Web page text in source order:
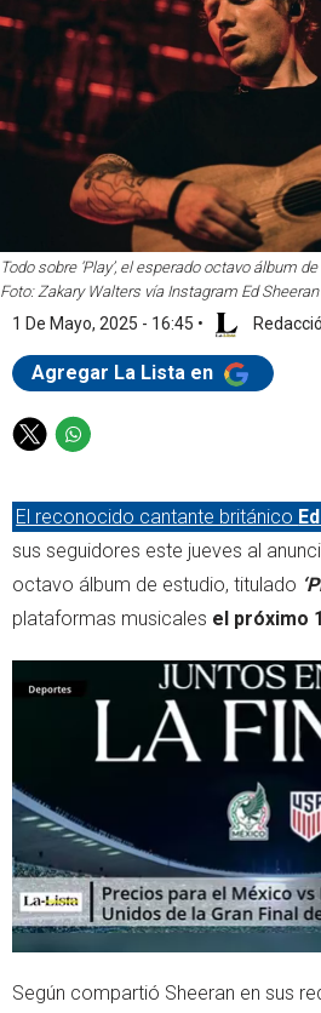
Todo sobre ‘Play’, el esperado octavo álbum de
Foto: Zakary Walters vía Instagram Ed Sheeran
1 De Mayo, 2025 - 16:45 •
Agregar La Lista en
T
i
t
t
e
r
W
a
t
s
p
p
El reconocido cantante británico
sus seguidores este jueves al
octavo álbum de estudio, titulado
plataformas musicales el próximo
Según compartió Sheeran en sus